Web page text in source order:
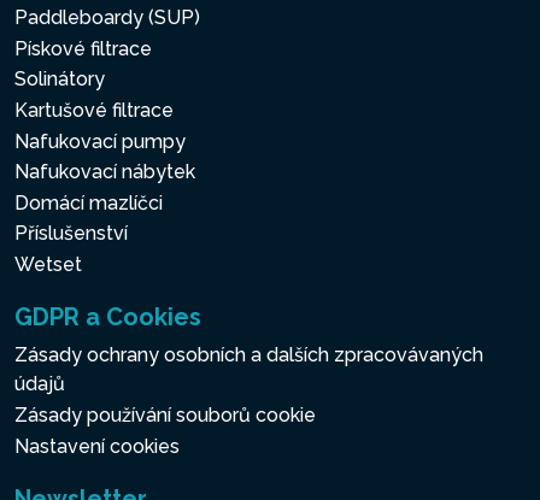
Paddleboardy (SUP)
Pískové filtrace
Solinátory
Kartušové filtrace
Nafukovací pumpy
Nafukovací nábytek
Domácí mazlíčci
Příslušenství
Wetset
GDPR a Cookies
Zásady ochrany osobních a dalších zpracovávaných
údajů
Zásady používání souborů cookie
Nastavení cookies